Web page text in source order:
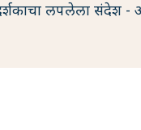
लपलेला संदेश -